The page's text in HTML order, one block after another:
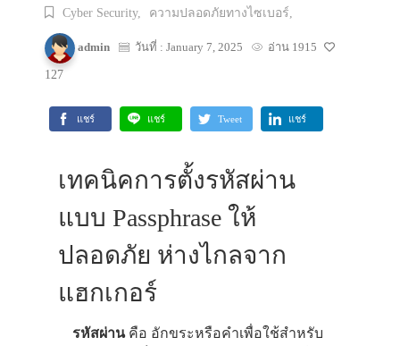
Cyber Security, ความปลอดภัยทางไซเบอร์,
admin วันที่ : January 7, 2025 อ่าน 1915
127
แชร์ แชร์ Tweet แชร์
เทคนิคการตั้งรหัสผ่าน
แบบ Passphrase ให้
ปลอดภัย ห่างไกลจาก
แฮกเกอร์
รหัสผ่านคือ อักขระหรือคำเพื่อใช้สำหรับ